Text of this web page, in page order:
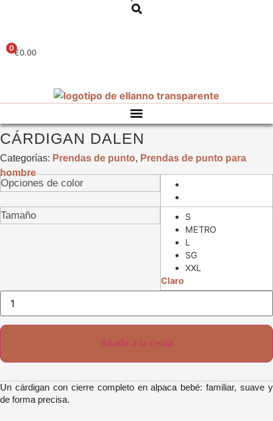
0€0.00
CÁRDIGAN DALEN
Categorías: Prendas de punto, Prendas de punto para
hombre
Opciones de color
Tamaño
S
METRO
L
SG
XXL
Claro
Cantidad
cárdigan
Dalen
Añadir a la cesta
Un cárdigan con cierre completo en alpaca bebé: familiar, suave y
de forma precisa.